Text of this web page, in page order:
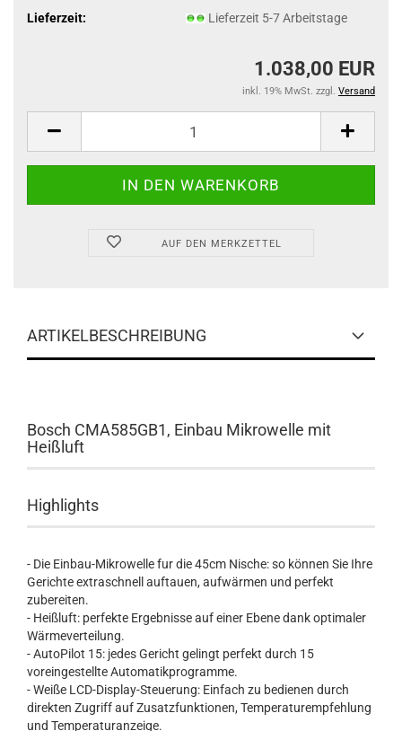
Lieferzeit:
Lieferzeit 5-7 Arbeitstage
1.038,00 EUR
inkl. 19% MwSt. zzgl. Versand
AUF DEN MERKZETTEL
ARTIKELBESCHREIBUNG
Bosch CMA585GB1, Einbau Mikrowelle mit
Heißluft
Highlights
- Die Einbau-Mikrowelle fur die 45cm Nische: so können Sie Ihre
Gerichte extraschnell auftauen, aufwärmen und perfekt
zubereiten.
- Heißluft: perfekte Ergebnisse auf einer Ebene dank optimaler
Wärmeverteilung.
- AutoPilot 15: jedes Gericht gelingt perfekt durch 15
voreingestellte Automatikprogramme.
- Weiße LCD-Display-Steuerung: Einfach zu bedienen durch
direkten Zugriff auf Zusatzfunktionen, Temperaturempfehlung
und Temperaturanzeige.